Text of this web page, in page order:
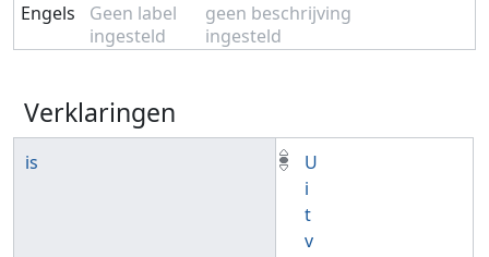
Engels
Geen label
ingesteld
geen beschrijving
ingesteld
Verklaringen
is
U
i
t
v